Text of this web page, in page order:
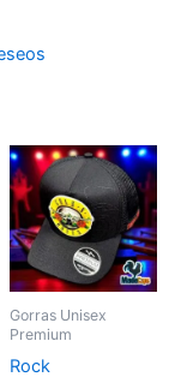
Gorras Unisex
Premium
Rock